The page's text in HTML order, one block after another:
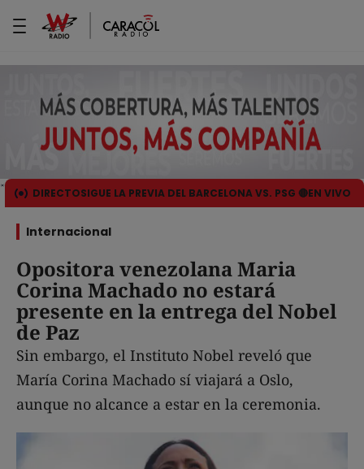
DIRECTOSIGUE LA PREVIA DEL BARCELONA VS. PSG 🔴EN VIVO
Internacional
Opositora venezolana Maria
Corina Machado no estará
presente en la entrega del Nobel
de Paz
Sin embargo, el Instituto Nobel reveló que
María Corina Machado sí viajará a Oslo,
aunque no alcance a estar en la ceremonia.